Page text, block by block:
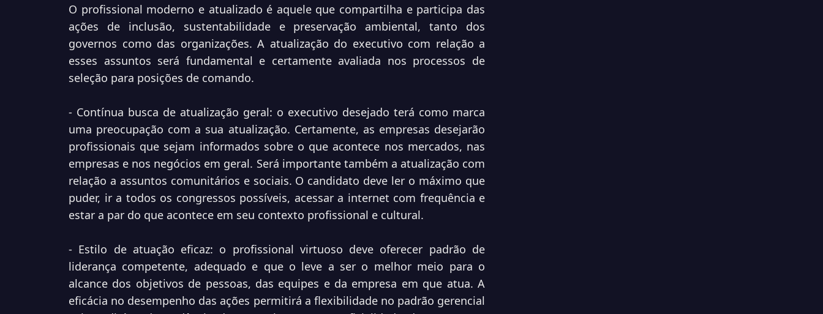
O profissional moderno e atualizado é aquele que compartilha e participa das
ações de inclusão, sustentabilidade e preservação ambiental, tanto dos
governos como das organizações. A atualização do executivo com relação a
esses assuntos será fundamental e certamente avaliada nos processos de
seleção para posições de comando.
- Contínua busca de atualização geral: o executivo desejado terá como marca
uma preocupação com a sua atualização. Certamente, as empresas desejarão
profissionais que sejam informados sobre o que acontece nos mercados, nas
empresas e nos negócios em geral. Será importante também a atualização com
relação a assuntos comunitários e sociais. O candidato deve ler o máximo que
puder, ir a todos os congressos possíveis, acessar a internet com frequência e
estar a par do que acontece em seu contexto profissional e cultural.
- Estilo de atuação eficaz: o profissional virtuoso deve oferecer padrão de
liderança competente, adequado e que o leve a ser o melhor meio para o
alcance dos objetivos de pessoas, das equipes e da empresa em que atua. A
eficácia no desempenho das ações permitirá a flexibilidade no padrão gerencial